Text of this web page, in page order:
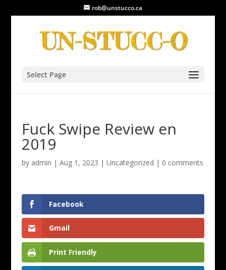
rob@unstucco.ca
Select Page
Fuck Swipe Review en
2019
by admin | Aug 1, 2023 | Uncategorized | 0 comments
Facebook
Gmail
Print Friendly